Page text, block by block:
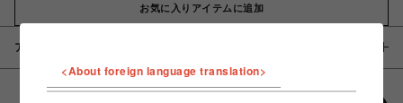
お気に入りアイテムに追加
アイテム説明 / 素材
<About foreign language translation>